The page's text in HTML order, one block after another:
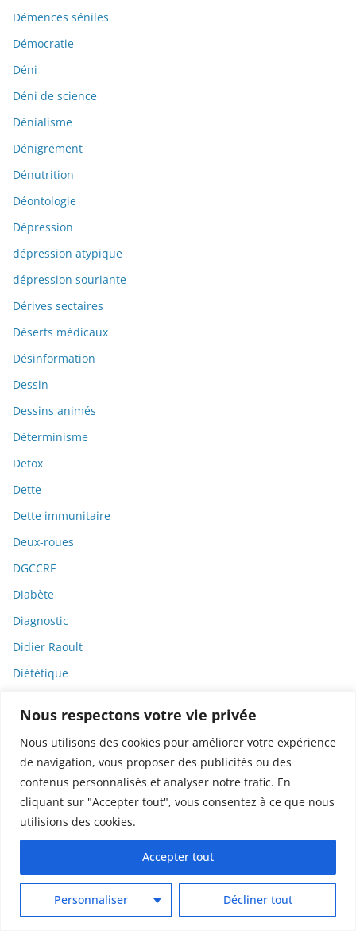
Nous respectons votre vie privée
Nous utilisons des cookies pour améliorer votre expérience
de navigation, vous proposer des publicités ou des
contenus personnalisés et analyser notre trafic. En
cliquant sur "Accepter tout", vous consentez à ce que nous
utilisions des cookies.
Personnaliser Décliner tout
Accepter tout
Démences séniles
Démocratie
Déni
Déni de science
Dénialisme
Dénigrement
Dénutrition
Déontologie
Dépression
dépression atypique
dépression souriante
Dérives sectaires
Déserts médicaux
Désinformation
Dessin
Dessins animés
Déterminisme
Detox
Dette
Dette immunitaire
Deux-roues
DGCCRF
Diabète
Diagnostic
Didier Raoult
Diététique
Dispositifs médicaux
Dlct
Doctolib
DODGE